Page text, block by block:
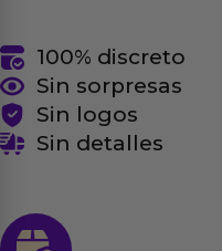
100% discreto
Sin sorpresas
Sin logos
Sin detalles